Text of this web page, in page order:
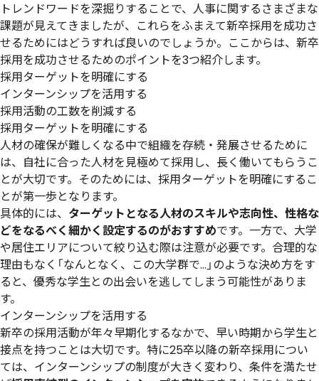
トレンドワードを深掘りすることで、人事に関するさまざまな
課題が見えてきましたが、これらをふまえて新卒採用を成功さ
せるためにはどうすれば良いのでしょうか。ここからは、新卒
採用を成功させるためのポイントを3つ紹介します。
採用ターゲットを明確にする
インターンシップを活用する
採用活動の工数を削減する
採用ターゲットを明確にする
人材の確保が難しくなる中で組織を存続・発展させるために
は、自社に合った人材を見極めて採用し、長く働いてもらうこ
とが大切です。そのためには、採用ターゲットを明確にするこ
とが第一歩となります。
具体的には、 ターゲットとなる人材のスキルや志向性、性格な
どをなるべく細かく設定するのがおすすめです。一方で、大学
や居住エリアについて絞り込む際は注意が必要です。合理的な
理由もなく「なんとなく、この大学群で…」のような決め方をす
ると、優秀な学生との出会いを逃してしまう可能性がありま
す。
インターンシップを活用する
新卒の採用活動が年々早期化するなかで、早い時期から学生と
接点を持つことは大切です。特に25卒以降の新卒採用につい
ては、インターンシップの制度が大きく変わり、条件を満たせ